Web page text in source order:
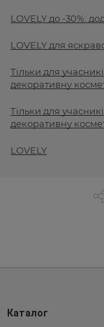
LOVELY до -30%:
LOVELY для
Тільки для
декоративну
Тільки для
декоративну
LOVELY
Каталог